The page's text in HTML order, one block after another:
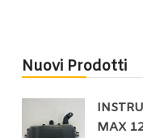
Nuovi Prodotti
MAX